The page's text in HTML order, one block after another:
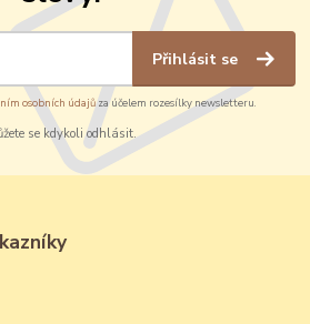
Přihlásit se
osobních údajůza účelem rozesílky newsletteru.
se kdykoli odhlásit.